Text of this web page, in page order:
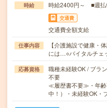
時給 時給2400円～ ■週払
交通費
交通費全額支給
仕事内容
【介護施設で健康・
には…○バイタルチ
応募資格
職種未経験OK / ブラ
不要
≪履歴書不要≫・年齢
中！）・未経験OK・